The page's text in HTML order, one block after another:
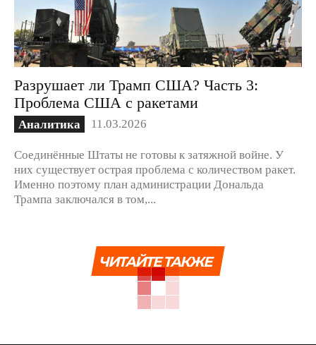
Разрушает ли Трамп США? Часть 3:
Проблема США с ракетами
Аналитика 11.03.2026
Соединённые Штаты не готовы к затяжной войне. У
них существует острая проблема с количеством ракет.
Именно поэтому план администрации Дональда
Трампа заключался в том,...
ЧИТАЙТЕ ТАКЖЕ